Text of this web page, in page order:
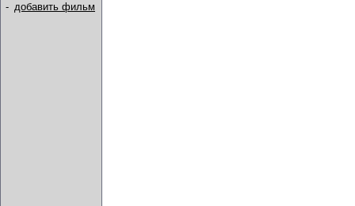
- добавить фильм